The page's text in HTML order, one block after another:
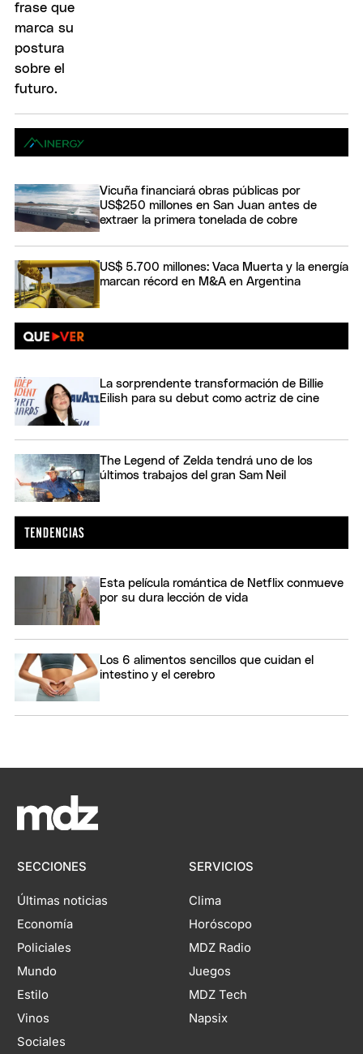
Vicuña financiará obras públicas por
US$250 millones en San Juan antes de
extraer la primera tonelada de cobre
US$ 5.700 millones: Vaca Muerta y la energía
marcan récord en M&A en Argentina
La sorprendente transformación de Billie
Eilish para su debut como actriz de cine
The Legend of Zelda tendrá uno de los
últimos trabajos del gran Sam Neil
Esta película romántica de Netflix conmueve
por su dura lección de vida
Los 6 alimentos sencillos que cuidan el
intestino y el cerebro
SECCIONES
Últimas noticias
Economía
Policiales
Mundo
Estilo
Vinos
Sociales
SERVICIOS
Clima
Horóscopo
MDZ Radio
Juegos
MDZ Tech
Napsix